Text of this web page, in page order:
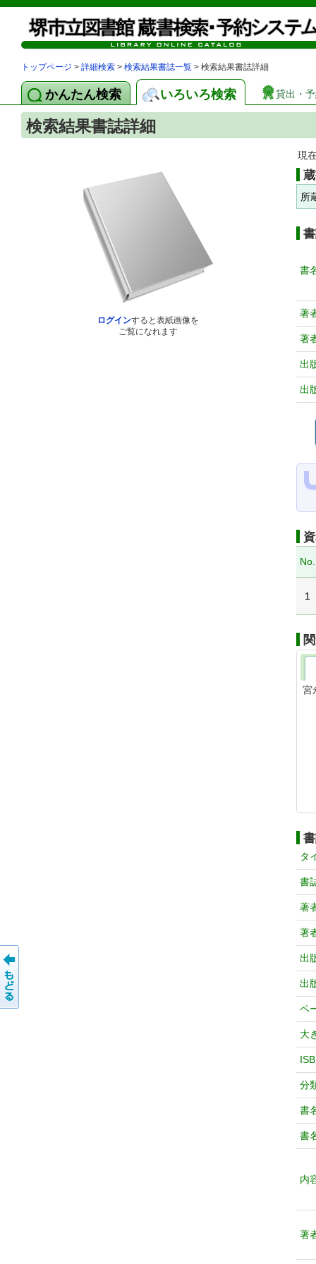
トップページ > 詳細検索 > 検索結果書誌一覧 > 検索結果書誌詳細
かんたん検索 いろいろ検索 貸出・
検索結果書誌詳細
ログインすると表紙画像を
ご覧になれます
現
所
書
著
著
出
出
No.
1
宮
タ
書
著
著
出
出
ペ
大
分
書
書
内
著